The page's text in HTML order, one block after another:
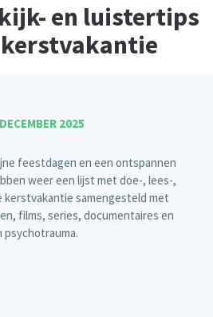
en luistertips
2025
feestdagen en een ontspannen
weer een lijst met doe-, lees-,
kerstvakantie samengesteld met
films, series, documentaires en